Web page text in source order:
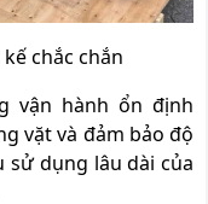
chắc chắn
vận hành ổn định
vặt và đảm bảo độ
dụng lâu dài của